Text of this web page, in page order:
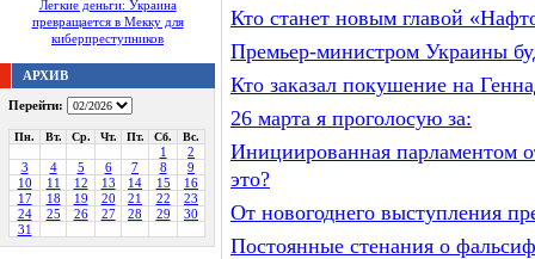
Легкие деньги: Украина
превращается в Мекку для
киберпреступников
АРХИВ
Перейти:
Пн. Вт. Ср. Чт. Пт. Сб. Вс.
1
2
3
4 5 6 7 8
9
10
11 12 13 14 15
16
17
18 19 20 21 22
23
24
25 26 27 28 29
30
31
Кто станет новым главой
Премьер-министром Украины
Кто заказал покушение на
26 марта я проголосую за:
Инициированная парламентом
это?
От новогоднего выступления
Постоянные стенания о